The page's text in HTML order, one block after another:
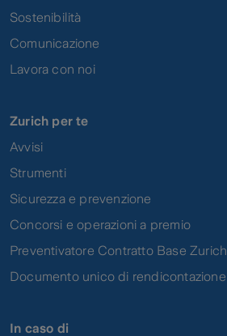
Sostenibilità
Comunicazione
Lavora con noi
Zurich per te
Avvisi
Strumenti
Sicurezza e prevenzione
Concorsi e operazioni a premio
Preventivatore Contratto Base Zurich
Documento unico di rendicontazione
In caso di